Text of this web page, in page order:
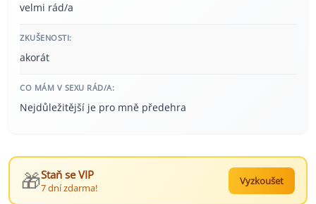
velmi rád/a
ZKUŠENOSTI:
akorát
CO MÁM V SEXU RÁD/A:
Nejdůležitější je pro mně předehra
🎁Staň se VIP
7 dní zdarma!
Vyzkoušet